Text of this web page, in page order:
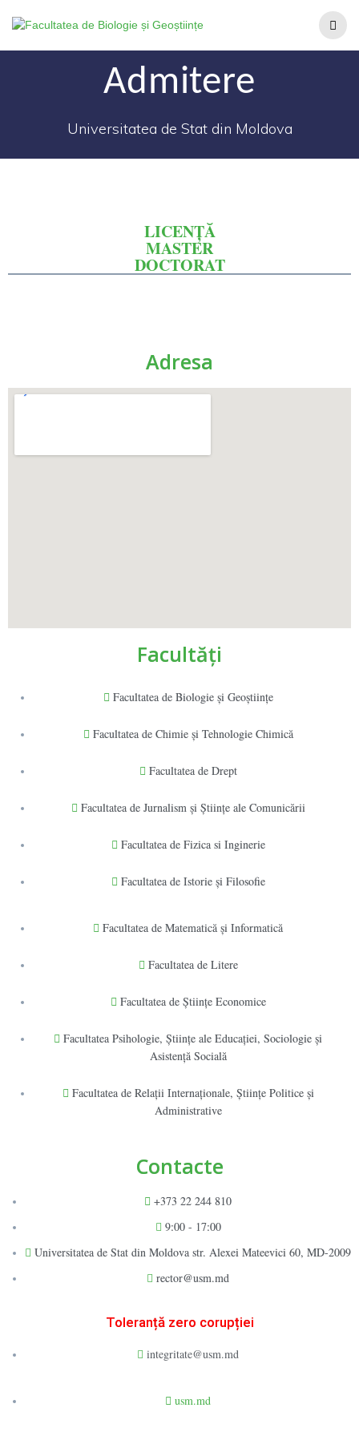
Admitere
Universitatea de Stat din Moldova
LICENȚĂ
MASTER
DOCTORAT
Adresa
Facultăţi
Facultatea de Biologie și Geoștiințe
Facultatea de Chimie şi Tehnologie Chimică
Facultatea de Drept
Facultatea de Jurnalism şi Ştiinţe ale Comunicării
Facultatea de Fizica si Inginerie
Facultatea de Istorie şi Filosofie
Facultatea de Matematică şi Informatică
Facultatea de Litere
Facultatea de Științe Economice
Facultatea Psihologie, Ştiinţe ale Educaţiei, Sociologie și
Asistență Socială
Facultatea de Relaţii Internaţionale, Ştiinţe Politice şi
Administrative
Contacte
+373 22 244 810
9:00 - 17:00
Universitatea de Stat din Moldova str. Alexei Mateevici 60, MD-2009
rector@usm.md
Toleranță zero corupției
integritate@usm.md
usm.md